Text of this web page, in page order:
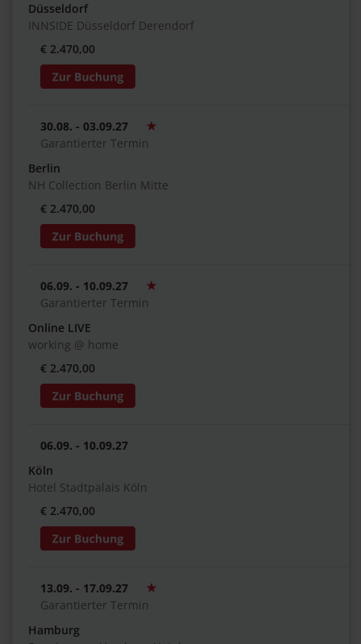
Düsseldorf
INNSIDE Düsseldorf Derendorf
€ 2.470,00
30.08. - 03.09.27
Garantierter Termin
Berlin
NH Collection Berlin Mitte
€ 2.470,00
06.09. - 10.09.27
Garantierter Termin
Online LIVE
working @ home
€ 2.470,00
06.09. - 10.09.27
Köln
Hotel Stadtpalais Köln
€ 2.470,00
13.09. - 17.09.27
Garantierter Termin
Hamburg